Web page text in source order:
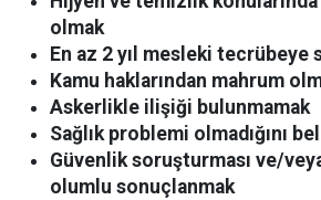
olmak
En az 2 yıl mesleki tecrübeye
Kamu haklarından mahrum
Askerlikle ilişiği bulunmamak
Sağlık problemi olmadığını
Güvenlik soruşturması ve/
olumlu sonuçlanmak